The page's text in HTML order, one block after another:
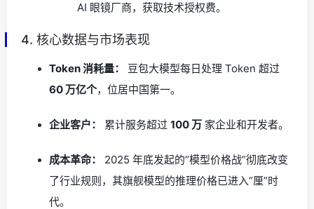
AI 眼镜厂商，获取技术授权费。
4. 核心数据与市场表现
Token 消耗量：
豆包大模型每日处理 Token 超过
60 万亿个，位居中国第一。
企业客户： 累计服务超过 100 万 家企业和开发者。
成本革命：
2025 年底发起的“模型价格战”彻底改变
了行业规则，其旗舰模型的推理价格已进入“厘”时
代。